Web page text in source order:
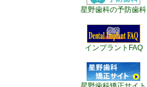
星野歯科の予防歯科
インプラントFAQ